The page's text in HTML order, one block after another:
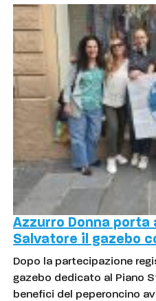
Azzurro Donna porta
Salvatore il gazebo
Dopo la partecipazione
gazebo dedicato al Piano
benefici del peperoncino